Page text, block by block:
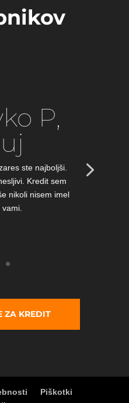
P,
ste najboljši.
Kredit sem
nikoli nisem imel
ZA KREDIT
Piškotki